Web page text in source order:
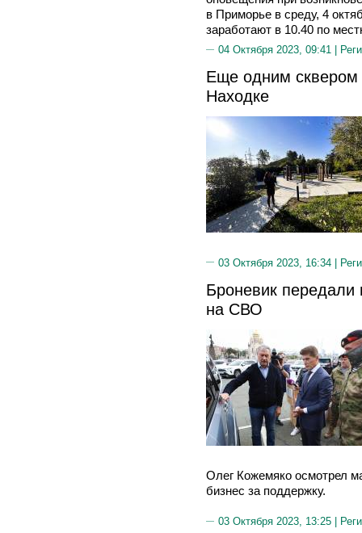
в Приморье в среду, 4
заработают в 10.40 по
04 Октября 2023, 09:41 |
Еще одним сквером
Находке
03 Октября 2023, 16:34 |
Броневик
на СВО
Олег Кожемяко осмотрел
бизнес за поддержку.
03 Октября 2023, 13:25 |